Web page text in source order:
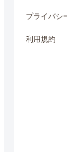
プライバシ
利用規約